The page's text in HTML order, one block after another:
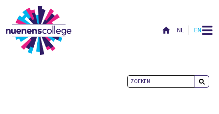
NL EN